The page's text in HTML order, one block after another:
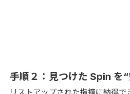
手順２：見つけた Spin を
リストアップされた指摘に納得で